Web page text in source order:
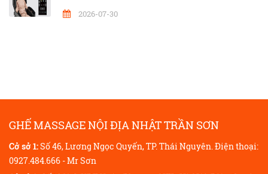
2026-07-30
GHẾ MASSAGE NỘI ĐỊA NHẬT TRẦN SƠN
Cở sở 1:Số 46, Lương Ngọc Quyến, TP. Thái Nguyên. Điện thoại:
0927.484.666 - Mr Sơn